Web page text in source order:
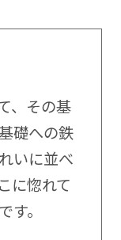
、その基
礎への鉄
いに並べ
に惚れて
。